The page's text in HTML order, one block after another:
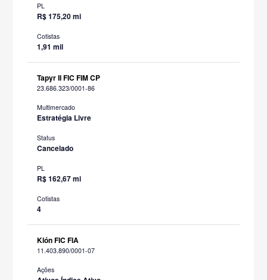
PL
R$ 175,20 mi
Cotistas
1,91 mil
Tapyr II FIC FIM CP
23.686.323/0001-86
Multimercado
Estratégia Livre
Status
Cancelado
PL
R$ 162,67 mi
Cotistas
4
Klón FIC FIA
11.403.890/0001-07
Ações